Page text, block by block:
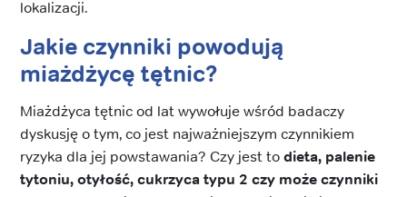
lokalizacji.
Jakie czynniki powodują
miażdżycę tętnic?
Miażdżyca tętnic od lat wywołuje wśród badaczy
dyskusję o tym, co jest najważniejszym czynnikiem
ryzyka dla jej powstawania? Czy jest todieta, palenie
tytoniu, otyłość, cukrzyca typu 2 czy może czynniki